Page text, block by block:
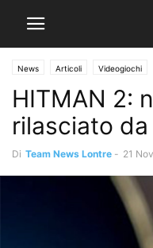
News Articoli Videogiochi
HITMAN 2:
rilasciato
Di Team News Lontre - 21